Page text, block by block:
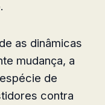
as dinâmicas
mudança, a
de
contra